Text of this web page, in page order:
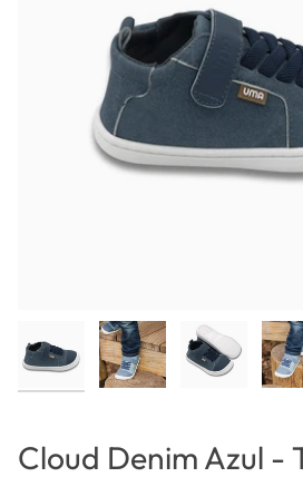
Cloud Denim Azul -